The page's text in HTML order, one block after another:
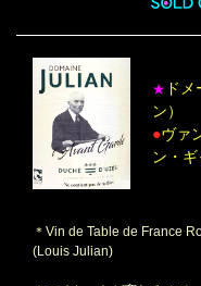
★ ド
ン）
●ヴァ
ン・
＊Vin de Table de France
(Louis Julian)